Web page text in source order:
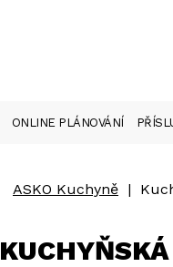
ONLINE PLÁNOVÁNÍ
ASKO Kuchyně |